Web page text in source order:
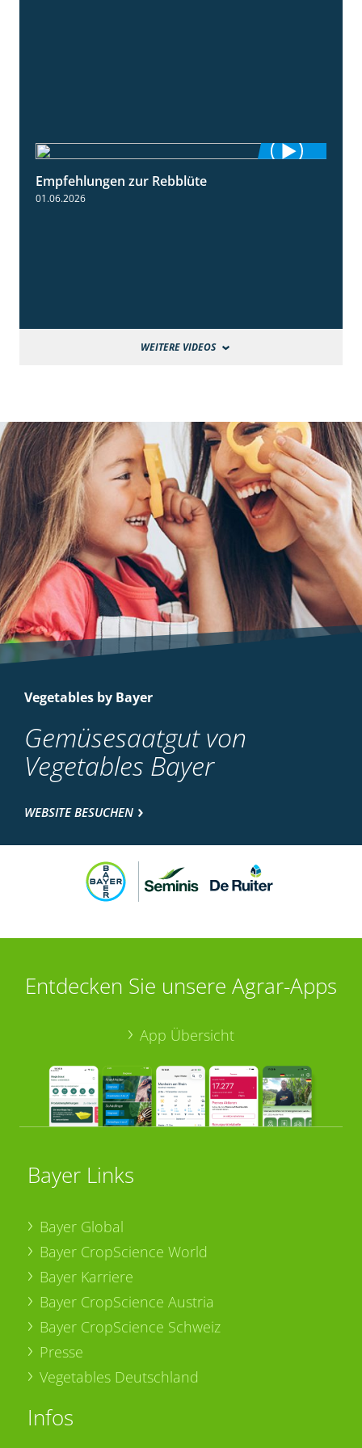
Empfehlungen zur Rebblüte
01.06.2026
WEITERE VIDEOS
Vegetables by Bayer
Gemüsesaatgut von
Vegetables Bayer
WEBSITE BESUCHEN
Entdecken Sie unsere Agrar-Apps
App Übersicht
Bayer Links
Bayer Global
Bayer CropScience World
Bayer Karriere
Bayer CropScience Austria
Bayer CropScience Schweiz
Presse
Vegetables Deutschland
Infos